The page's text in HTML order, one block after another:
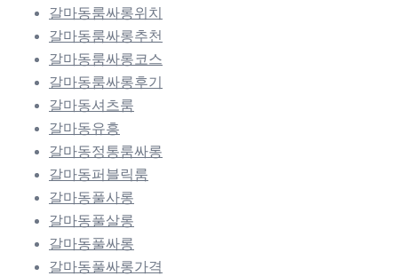
갈마동룸싸롱위치
갈마동룸싸롱추천
갈마동룸싸롱코스
갈마동룸싸롱후기
갈마동셔츠룸
갈마동유흥
갈마동정통룸싸롱
갈마동퍼블릭룸
갈마동풀사롱
갈마동풀살롱
갈마동풀싸롱
갈마동풀싸롱가격